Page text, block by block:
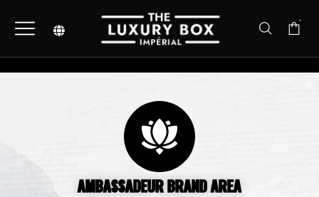
-
AMBASSADEUR BRAND AREA